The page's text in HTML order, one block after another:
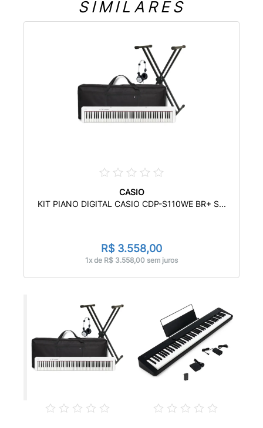
SIMILARES
CASIO
KIT PIANO DIGITAL CASIO CDP-S110WE BR+ S...
R$ 3.558,00
1x de R$ 3.558,00 sem juros